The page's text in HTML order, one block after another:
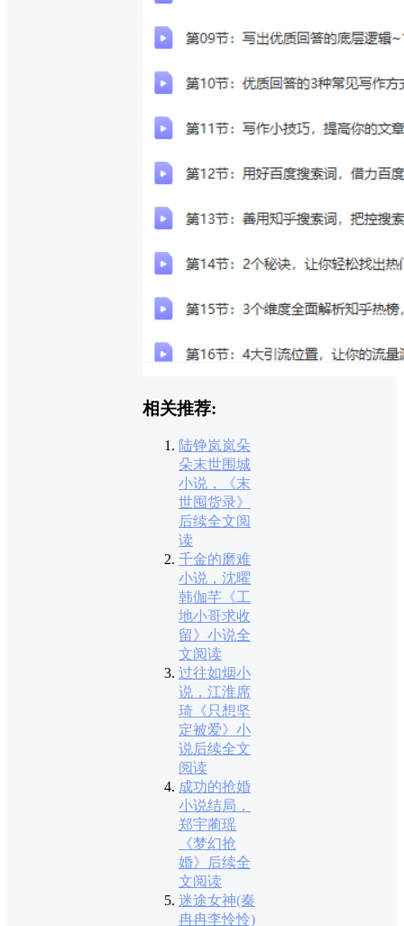
相关推荐:
陆铮岚岚朵
朵末世围城
小说，《末
世囤货录》
后续全文阅
读
千金的磨难
小说，沈曜
韩伽芊《工
地小哥求收
留》小说全
文阅读
过往如烟小
说，江淮席
琦《只想坚
定被爱》小
说后续全文
阅读
成功的抢婚
小说结局，
郑宇蔺瑶
《梦幻抢
婚》后续全
文阅读
迷途女神(秦
冉冉李怜怜)